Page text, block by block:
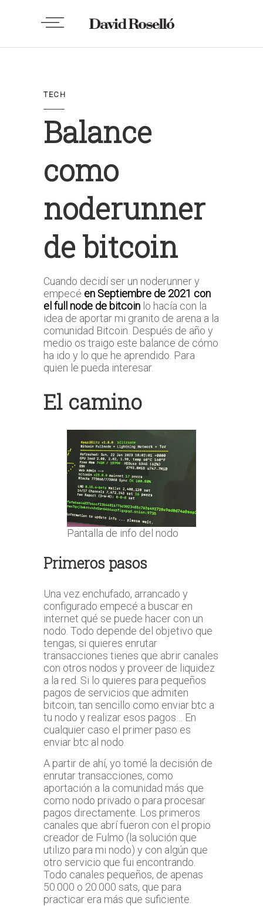
TECH
Balance
como
noderunner
de bitcoin
Cuando decidí ser un noderunner y
empecé en Septiembre de 2021 con
el full node de bitcoin lo hacía con la
idea de aportar mi granito de arena a la
comunidad Bitcoin. Después de año y
medio os traigo este balance de cómo
ha ido y lo que he aprendido. Para
quien le pueda interesar.
El camino
Pantalla de info del nodo
Primeros pasos
Una vez enchufado, arrancado y
configurado empecé a buscar en
internet qué se puede hacer con un
nodo. Todo depende del objetivo que
tengas, si quieres enrutar
transacciones tienes que abrir canales
con otros nodos y proveer de liquidez
a la red. Si lo quieres para pequeños
pagos de servicios que admiten
bitcoin, tan sencillo como enviar btc a
tu nodo y realizar esos pagos… En
cualquier caso el primer paso es
enviar btc al nodo.
A partir de ahí, yo tomé la decisión de
enrutar transacciones, como
aportación a la comunidad más que
como nodo privado o para procesar
pagos directamente. Los primeros
canales que abrí fueron con el propio
creador de Fulmo (la solución que
utilizo para mi nodo) y con algún que
otro servicio que fui encontrando.
Todo canales pequeños, de apenas
50.000 o 20.000 sats, que para
practicar era más que suficiente.